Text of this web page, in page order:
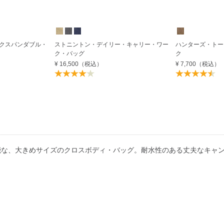
スパンダブル・
ストニントン・デイリー・キャリー・ワー
ク・バッグ
¥ 16,500（税込）
ハンターズ・ト
ク
¥ 7,700 （税込）
、大きめサイズのクロスボディ・バッグ。耐水性のある丈夫なキャ